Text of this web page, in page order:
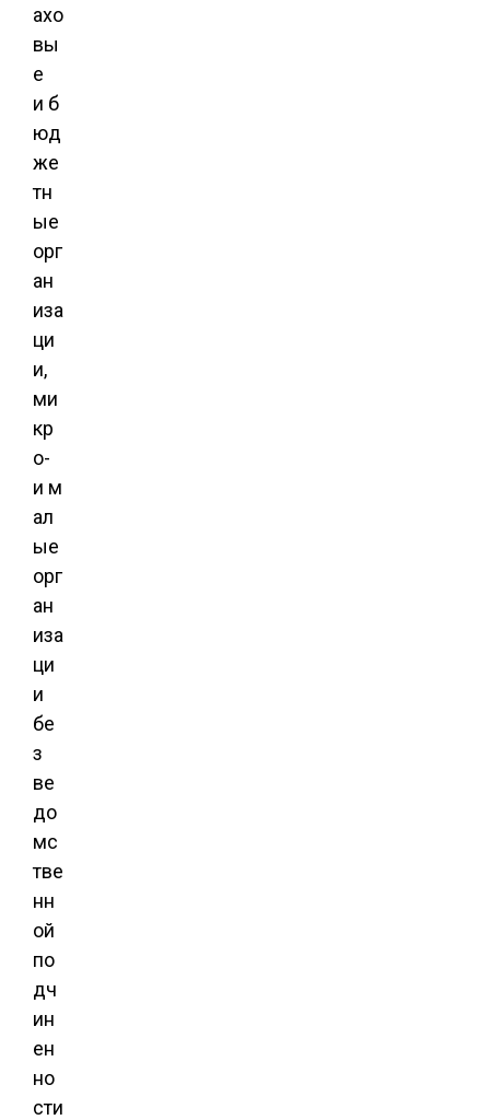
ахо
вы
е
и б
юд
же
тн
ые
орг
ан
иза
ци
и,
ми
кр
о-
и м
ал
ые
орг
ан
иза
ци
и
бе
з
ве
до
мс
тве
нн
ой
по
дч
ин
ен
но
сти